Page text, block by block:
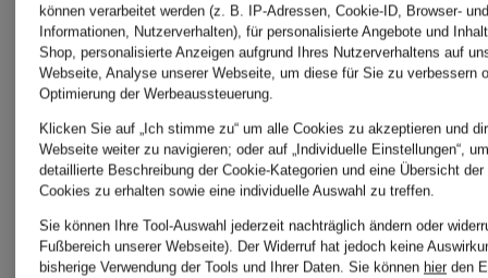
129,95 €
139,95 €
können verarbeitet werden (z. B. IP-Adressen, Cookie-ID, Browser-
Informationen, Nutzerverhalten), für personalisierte Angebote und
Shop, personalisierte Anzeigen aufgrund Ihres Nutzerverhaltens auf
Webseite, Analyse unserer Webseite, um diese für Sie zu verbessern
Optimierung der Werbeaussteuerung.
Klicken Sie auf „Ich stimme zu“ um alle Cookies zu akzeptieren und
Webseite weiter zu navigieren; oder auf „Individuelle Einstellungen“,
detaillierte Beschreibung der Cookie-Kategorien und eine Übersicht
Cookies zu erhalten sowie eine individuelle Auswahl zu treffen.
Sie können Ihre Tool-Auswahl jederzeit nachträglich ändern oder
Fußbereich unserer Webseite). Der Widerruf hat jedoch keine
bisherige Verwendung der Tools und Ihrer Daten. Sie können hier den